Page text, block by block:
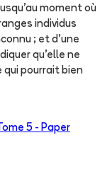
moment où
individus
; et d'une
qu'elle ne
qui pourrait bien
5 - Paper